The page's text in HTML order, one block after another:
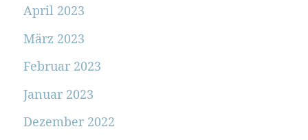
April 2023
März 2023
Februar 2023
Januar 2023
Dezember 2022